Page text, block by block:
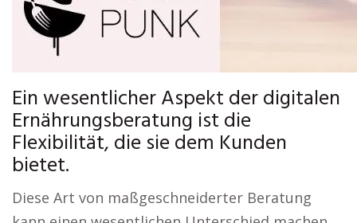
Ein wesentlicher Aspekt der digitalen
Ernährungsberatung ist die
Flexibilität, die sie dem Kunden
bietet.
Diese Art von maßgeschneiderter Beratung